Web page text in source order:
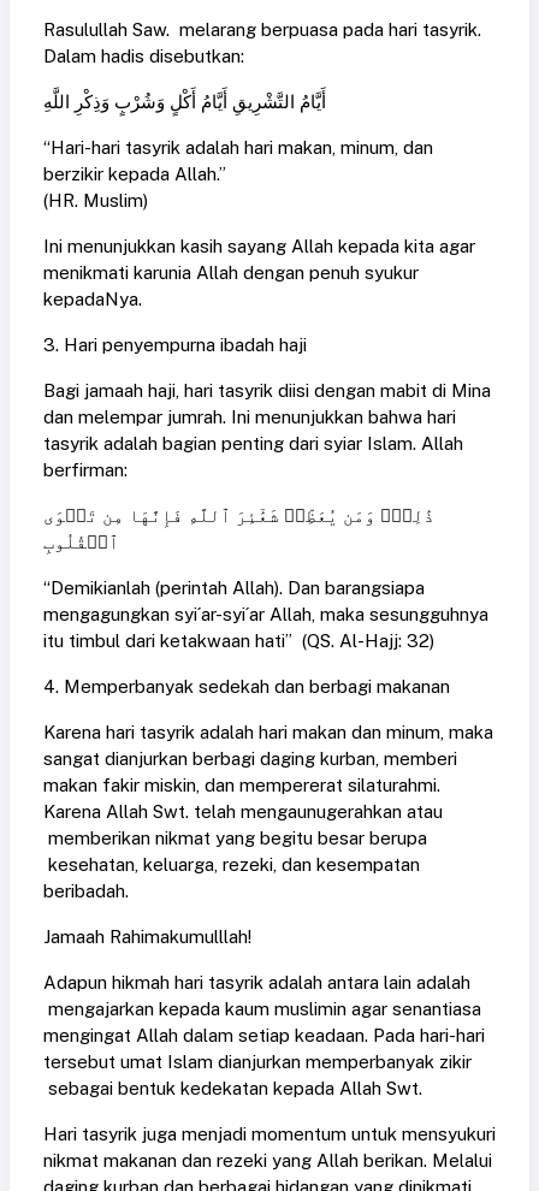
Rasulullah Saw. melarang berpuasa pada hari tasyrik.
Dalam hadis disebutkan:
أَيَّامُ التَّشْرِيقِ أَيَّامُ أَكْلٍ وَشُرْبٍ وَذِكْرِ اللَّهِ
“Hari-hari tasyrik adalah hari makan, minum, dan
berzikir kepada Allah.”
(HR. Muslim)
Ini menunjukkan kasih sayang Allah kepada kita agar
menikmati karunia Allah dengan penuh syukur
kepadaNya.
3. Hari penyempurna ibadah haji
Bagi jamaah haji, hari tasyrik diisi dengan mabit di Mina
dan melempar jumrah. Ini menunjukkan bahwa hari
tasyrik adalah bagian penting dari syiar Islam. Allah
berfirman:
ذَٰلِكَۖ وَمَن يُعَظِّمۡ شَعَٰٓئِرَ ٱللَّهِ فَإِنَّهَا مِن تَقۡوَى
“Demikianlah (perintah Allah). Dan barangsiapa
mengagungkan syi´ar-syi´ar Allah, maka sesungguhnya
itu timbul dari ketakwaan hati” (QS. Al-Hajj: 32)
4. Memperbanyak sedekah dan berbagi makanan
Karena hari tasyrik adalah hari makan dan minum, maka
sangat dianjurkan berbagi daging kurban, memberi
makan fakir miskin, dan mempererat silaturahmi.
Karena Allah Swt. telah mengaunugerahkan atau
memberikan nikmat yang begitu besar berupa
kesehatan, keluarga, rezeki, dan kesempatan
beribadah.
Jamaah Rahimakumulllah!
Adapun hikmah hari tasyrik adalah antara lain adalah
mengajarkan kepada kaum muslimin agar senantiasa
mengingat Allah dalam setiap keadaan. Pada hari-hari
tersebut umat Islam dianjurkan memperbanyak zikir
sebagai bentuk kedekatan kepada Allah Swt.
Hari tasyrik juga menjadi momentum untuk mensyukuri
nikmat makanan dan rezeki yang Allah berikan. Melalui